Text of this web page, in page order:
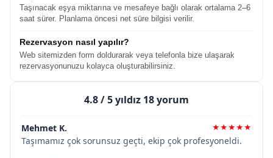
Taşınacak eşya miktarına ve mesafeye bağlı olarak ortalama 2–6
saat sürer. Planlama öncesi net süre bilgisi verilir.
Rezervasyon nasıl yapılır?
Web sitemizden form doldurarak veya telefonla bize ulaşarak
rezervasyonunuzu kolayca oluşturabilirsiniz.
4.8/ 5 yıldız 18 yorum
Mehmet K. ★★★★★
Taşımamız çok sorunsuz geçti, ekip çok profesyoneldi.